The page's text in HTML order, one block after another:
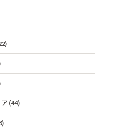
(44)